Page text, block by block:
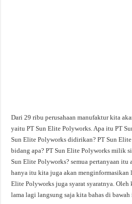
Dari 29 ribu perusahaan manufaktur kita
yaitu PT Sun Elite Polyworks. Apa itu PT
Sun Elite Polyworks didirikan? PT Sun
bidang apa? PT Sun Elite Polyworks milik
Sun Elite Polyworks? semua pertanyaan
hanya itu kita juga akan menginformasikan
Elite Polyworks juga syarat syaratnya.
lama lagi langsung saja kita bahas di bawah